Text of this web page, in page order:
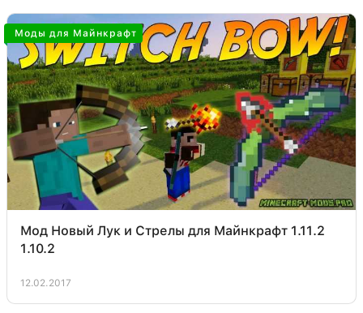
Моды для Майнкрафт
Мод Новый Лук и Стрелы для Майнкрафт 1.11.2
1.10.2
12.02.2017